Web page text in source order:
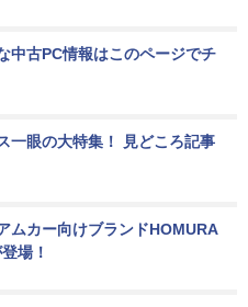
中古PC情報はこのページでチ
一眼の大特集！ 見どころ記事
ムカー向けブランドHOMURA
場！